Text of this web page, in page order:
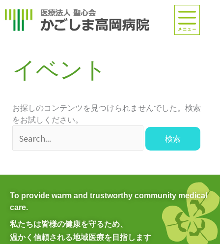
イベント
お探しのコンテンツを見つけられませんでした。検索
をお試しください。
対
To provide warm and trustworthy community medical
care.
私たちは皆様の健康を守るため、
温かく信頼される地域医療を目指します